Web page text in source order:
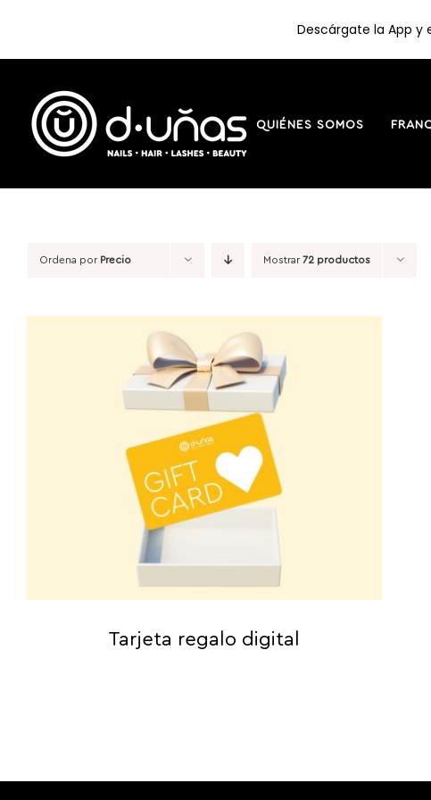
contenido
QUIÉNES SOMOS
Ordena por Precio Mostrar72 productos
Tarjeta regalo digital
Descárgate la App y